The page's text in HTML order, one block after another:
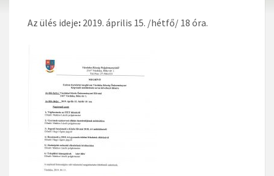
Az ülés ideje: 2019. április 15. /hétfő/ 18 óra.